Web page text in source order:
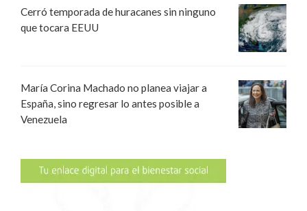
Cerró temporada de huracanes sin ninguno
que tocara EEUU
María Corina Machado no planea viajar a
España, sino regresar lo antes posible a
Venezuela